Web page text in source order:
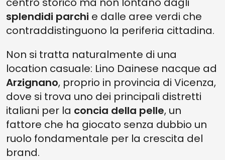
splendidi parchi e dalle aree verdi che
contraddistinguono la periferia cittadina.
Non si tratta naturalmente di una
location casuale: Lino Dainese nacque ad
Arzignano, proprio in provincia di Vicenza,
dove si trova uno dei principali distretti
italiani per la concia della pelle, un
fattore che ha giocato senza dubbio un
ruolo fondamentale per la crescita del
brand.